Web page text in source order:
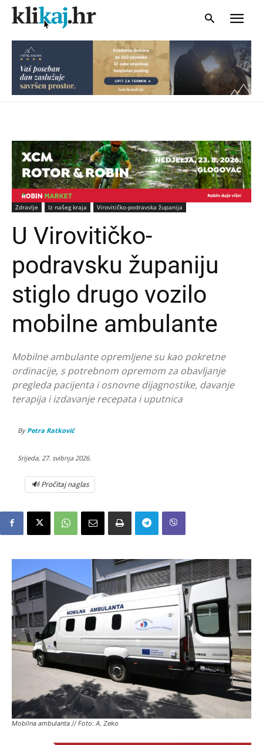
Zdravlje Iz našeg kraja Virovitičko-podravska županija
U Virovitičko-
podravsku županiju
stiglo drugo vozilo
mobilne ambulante
Mobilne ambulante opremljene su kao pokretne
ordinacije, s potrebnom opremom za obavljanje
pregleda pacijenta i osnovne dijagnostike, davanje
terapija i izdavanje recepata i uputnica
By Petra Ratković
Srijeda, 27. svibnja 2026.
🔊 Pročitaj naglas
Mobilna ambulanta // Foto: A. Zeko